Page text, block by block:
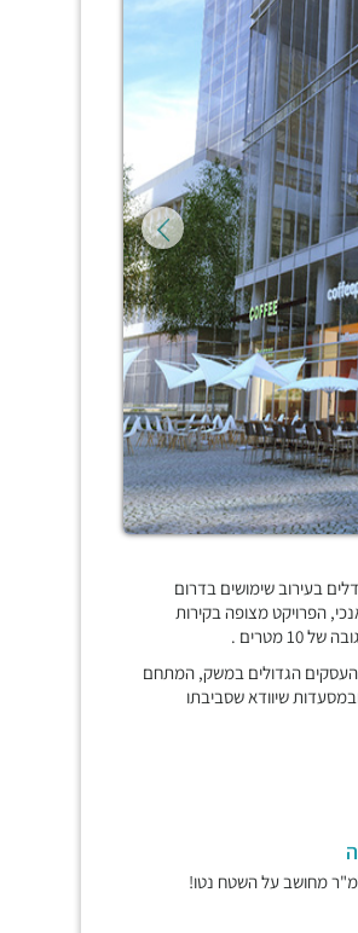
מגדל משרדים בן 28 קומות עם קומת קרקע מסחרית הינו חלק מקומפלקס בן 14 מגדלים בעירוב שימושים בדרום
אנכי, הפרויקט מצופה בקירות
מטרים .
הגדולים במשק, המתחם
שיוודא שסביבתו